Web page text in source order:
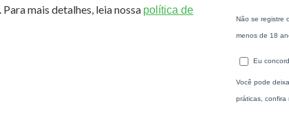
mais detalhes, leia nossa política de